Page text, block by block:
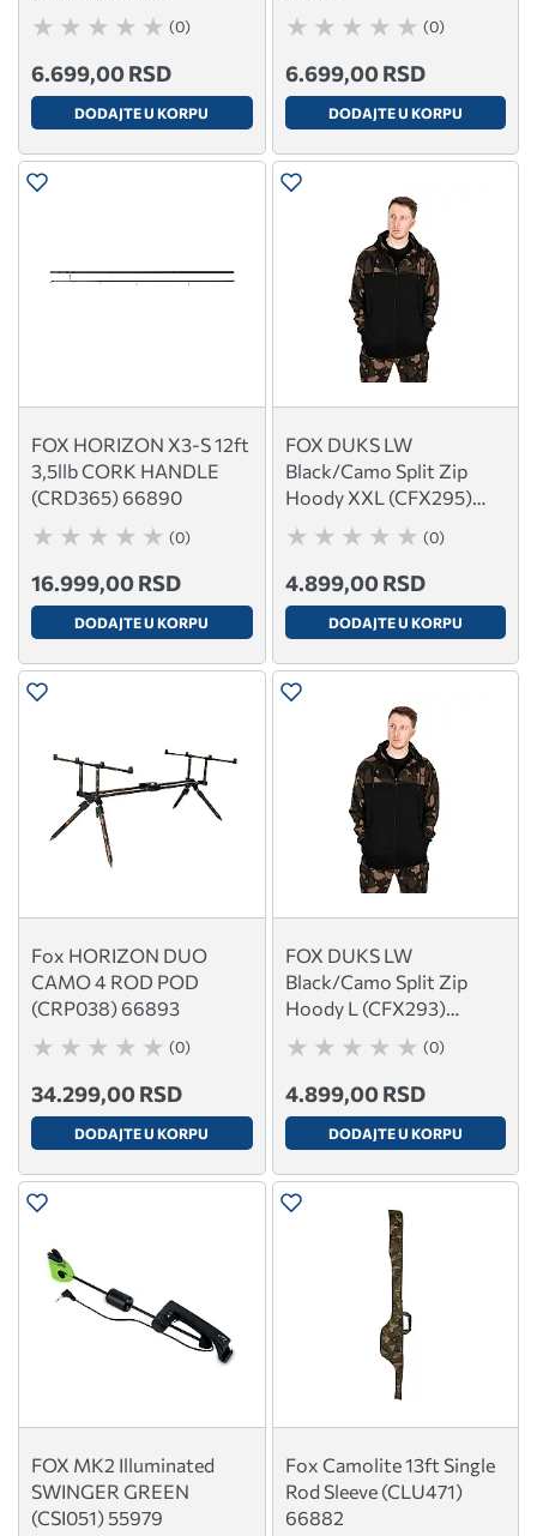
(0)
6.699,00 RSD
DODAJTE U KORPU
(0)
6.699,00 RSD
DODAJTE U KORPU
FOX HORIZON X3-S 12ft
3,5llb CORK HANDLE
(CRD365) 66890
(0)
16.999,00 RSD
DODAJTE U KORPU
FOX DUKS LW
Black/Camo Split Zip
Hoody XXL (CFX295)
66262
(0)
4.899,00 RSD
DODAJTE U KORPU
Fox HORIZON DUO
CAMO 4 ROD POD
(CRP038) 66893
(0)
34.299,00 RSD
DODAJTE U KORPU
FOX DUKS LW
Black/Camo Split Zip
Hoody L (CFX293)
62954
(0)
4.899,00 RSD
DODAJTE U KORPU
FOX MK2 Illuminated
SWINGER GREEN
(CSI051) 55979
Fox Camolite 13ft Single
Rod Sleeve (CLU471)
66882